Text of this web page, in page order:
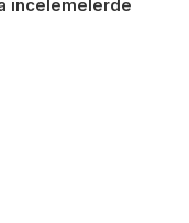
incelemelerde